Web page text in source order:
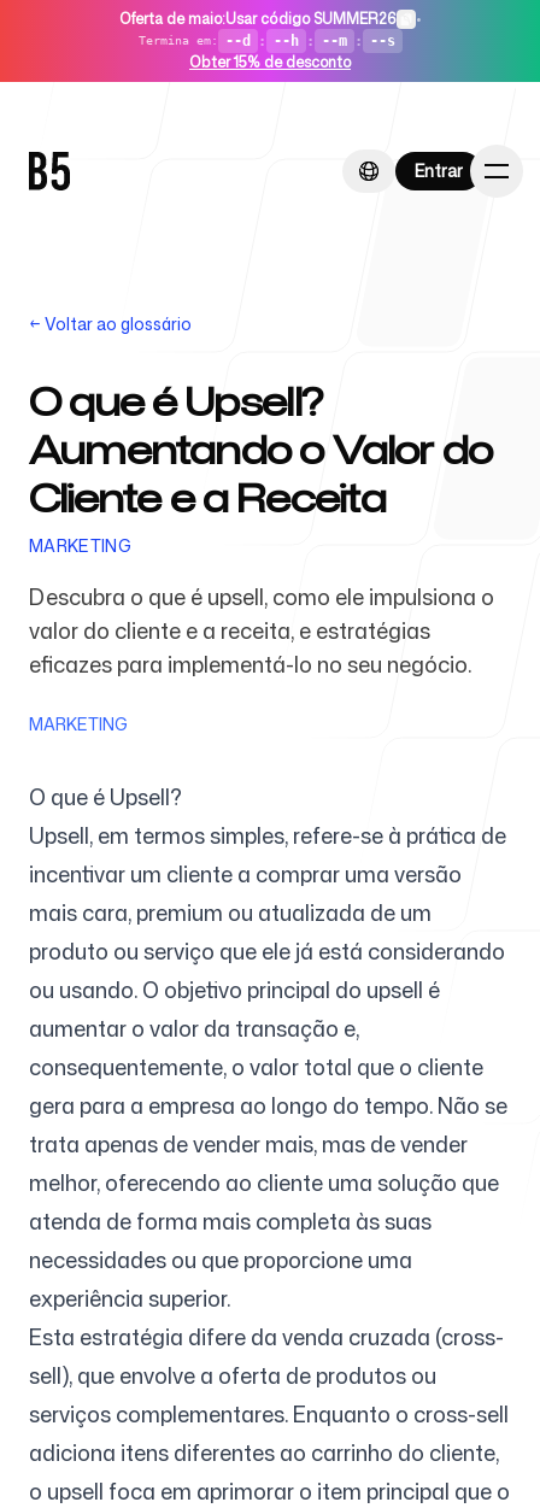
Oferta de maio:Usar código SUMMER26 •
Termina em: --d : --h : --m : --s
Obter 15% de desconto
Entrar
Entrar
Início
Para startups
Para agências
Preços
Central de ajuda
Ferramentas Gratuitas
FAQ
Contato
← Voltar ao glossário
O que é Upsell?
Aumentando o Valor do
Cliente e a Receita
MARKETING
Descubra o que é upsell, como ele impulsiona o
valor do cliente e a receita, e estratégias
eficazes para implementá-lo no seu negócio.
MARKETING
O que é Upsell?
Upsell, em termos simples, refere-se à prática de
incentivar um cliente a comprar uma versão
mais cara, premium ou atualizada de um
produto ou serviço que ele já está considerando
ou usando. O objetivo principal do upsell é
aumentar o valor da transação e,
consequentemente, o valor total que o cliente
gera para a empresa ao longo do tempo. Não se
trata apenas de vender mais, mas de vender
melhor, oferecendo ao cliente uma solução que
atenda de forma mais completa às suas
necessidades ou que proporcione uma
experiência superior.
Esta estratégia difere da venda cruzada (cross-
sell), que envolve a oferta de produtos ou
serviços complementares. Enquanto o cross-sell
adiciona itens diferentes ao carrinho do cliente,
o upsell foca em aprimorar o item principal que o